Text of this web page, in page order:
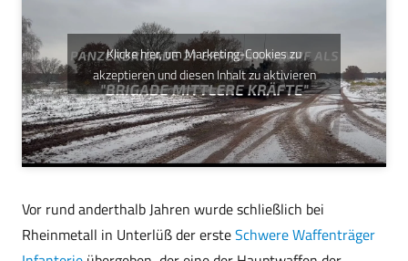
Klicke hier, um Marketing-Cookies zu
akzeptieren und diesen Inhalt zu aktivieren
Vor rund anderthalb Jahren wurde schließlich bei
Rheinmetall in Unterlüß der ersteSchwere Waffenträger